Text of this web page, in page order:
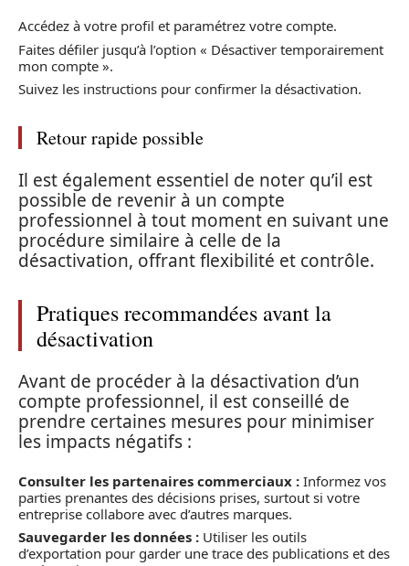
Accédez à votre profil et paramétrez votre compte.
Faites défiler jusqu’à l’option « Désactiver temporairement
mon compte ».
Suivez les instructions pour confirmer la désactivation.
Retour rapide possible
Il est également essentiel de noter qu’il est
possible de revenir à un compte
professionnel à tout moment en suivant une
procédure similaire à celle de la
désactivation, offrant flexibilité et contrôle.
Pratiques recommandées avant la
désactivation
Avant de procéder à la désactivation d’un
compte professionnel, il est conseillé de
prendre certaines mesures pour minimiser
les impacts négatifs :
Consulter les partenaires commerciaux : Informez vos
parties prenantes des décisions prises, surtout si votre
entreprise collabore avec d’autres marques.
Sauvegarder les données : Utiliser les outils
d’exportation pour garder une trace des publications et des